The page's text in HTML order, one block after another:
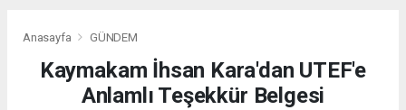
Anasayfa GÜNDEM
Kaymakam İhsan Kara'dan UTEF'e
Anlamlı Teşekkür Belgesi